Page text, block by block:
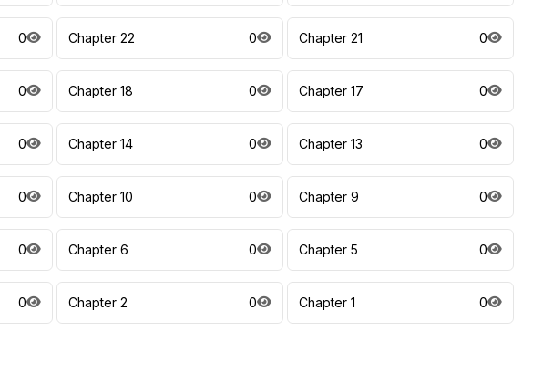
0 Chapter 22 0 Chapter 21 0
0 Chapter 18 0 Chapter 17 0
0 Chapter 14 0 Chapter 13 0
0 Chapter 10 0 Chapter 9 0
0 Chapter 6 0 Chapter 5 0
0 Chapter 2 0 Chapter 1 0